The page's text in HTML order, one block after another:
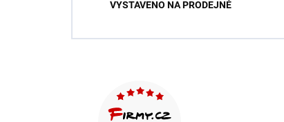
VYSTAVENO NA PRODEJNĚ